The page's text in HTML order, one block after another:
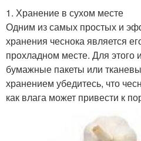
1. Хранение в сухом месте
Одним из самых простых и
хранения чеснока является
прохладном месте. Для этого
бумажные пакеты или
хранением убедитесь, что
как влага может привести к